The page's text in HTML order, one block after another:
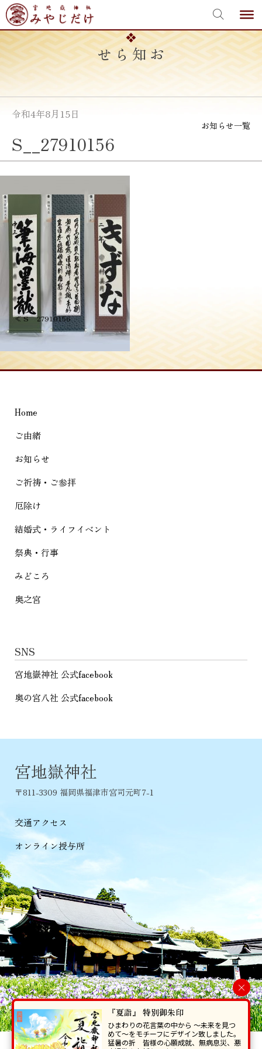
Skip
to
content
お知らせ
令和4年8月15日
お知らせ一覧
S__27910156
投
稿
ナ
ビ
ー
シ
ョ
ン
≪S__27910156
Home
ご由緒
お知らせ
ご祈祷・ご参拝
厄除け
結婚式・ライフイベント
祭典・行事
みどころ
奥之宮
SNS
宮地嶽神社 公式facebook
奥の宮八社 公式facebook
宮地嶽神社
〒811-3309 福岡県福津市宮司元町7-1
交通アクセス
オンライン授与所
当ホームページで掲載の写真・イラスト等を無断で転写･複製することを
×
『夏詣』 特別御朱印
ひまわりの花言葉の中から 〜未来を見つ
めて〜をモチーフにデザイン致しました。
猛暑の折 皆様の心願成就、無病息災、悪